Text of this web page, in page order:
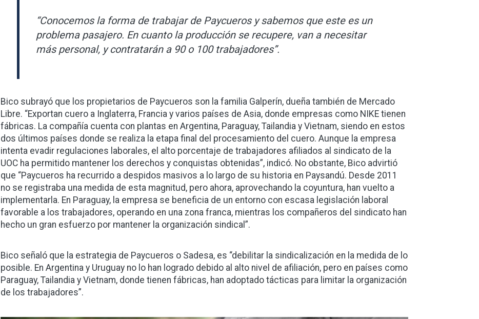
“Conocemos la forma de trabajar de Paycueros y sabemos que este es un
problema pasajero. En cuanto la producción se recupere, van a necesitar
más personal, y contratarán a 90 o 100 trabajadores”.
Bico subrayó que los propietarios de Paycueros son la familia Galperín, dueña también de Mercado
Libre. “Exportan cuero a Inglaterra, Francia y varios países de Asia, donde empresas como NIKE tienen
fábricas. La compañía cuenta con plantas en Argentina, Paraguay, Tailandia y Vietnam, siendo en estos
dos últimos países donde se realiza la etapa final del procesamiento del cuero. Aunque la empresa
intenta evadir regulaciones laborales, el alto porcentaje de trabajadores afiliados al sindicato de la
UOC ha permitido mantener los derechos y conquistas obtenidas”, indicó. No obstante, Bico advirtió
que “Paycueros ha recurrido a despidos masivos a lo largo de su historia en Paysandú. Desde 2011
no se registraba una medida de esta magnitud, pero ahora, aprovechando la coyuntura, han vuelto a
implementarla. En Paraguay, la empresa se beneficia de un entorno con escasa legislación laboral
favorable a los trabajadores, operando en una zona franca, mientras los compañeros del sindicato han
hecho un gran esfuerzo por mantener la organización sindical”.
Bico señaló que la estrategia de Paycueros o Sadesa, es “debilitar la sindicalización en la medida de lo
posible. En Argentina y Uruguay no lo han logrado debido al alto nivel de afiliación, pero en países como
Paraguay, Tailandia y Vietnam, donde tienen fábricas, han adoptado tácticas para limitar la organización
de los trabajadores”.